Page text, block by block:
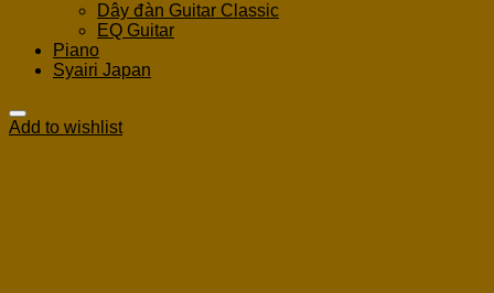
Dây đàn Guitar Classic
EQ Guitar
Piano
Syairi Japan
Add to wishlist